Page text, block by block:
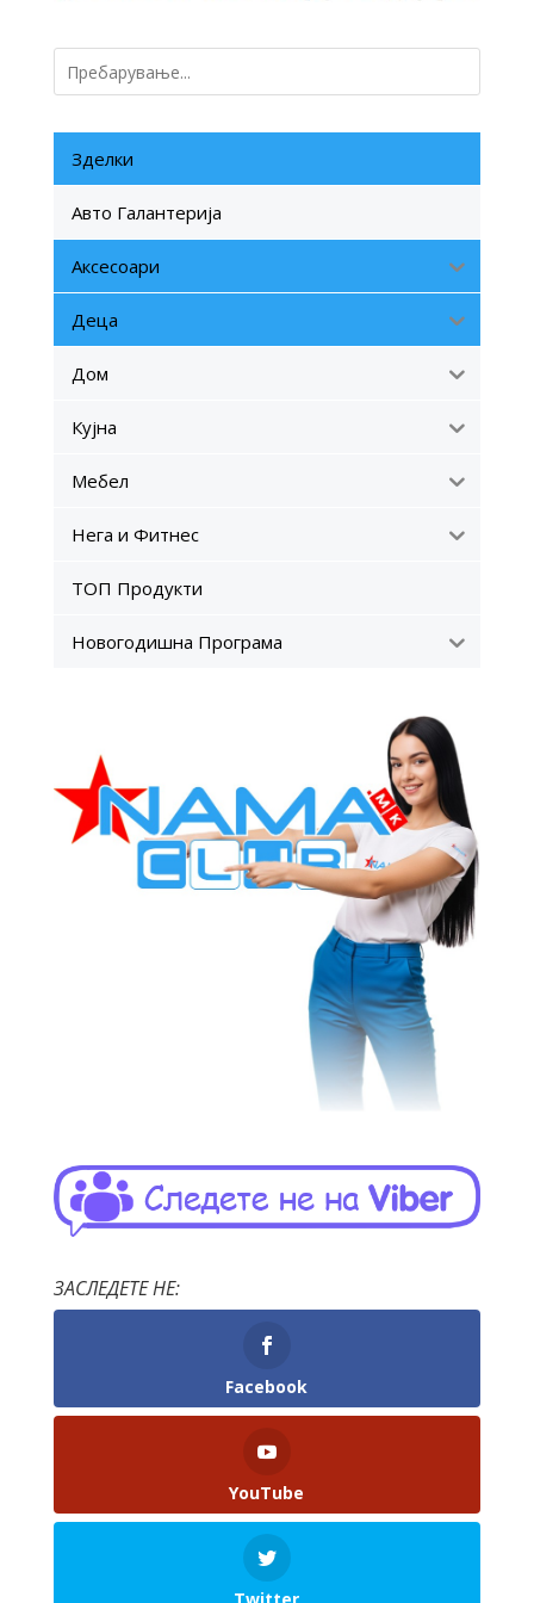
Зделки
Авто Галантерија
Аксесоари
Деца
Дом
Кујна
Мебел
Нега и Фитнес
ТОП Продукти
Новогодишна Програма
ЗАСЛЕДЕТЕ НЕ:
Facebook
YouTube